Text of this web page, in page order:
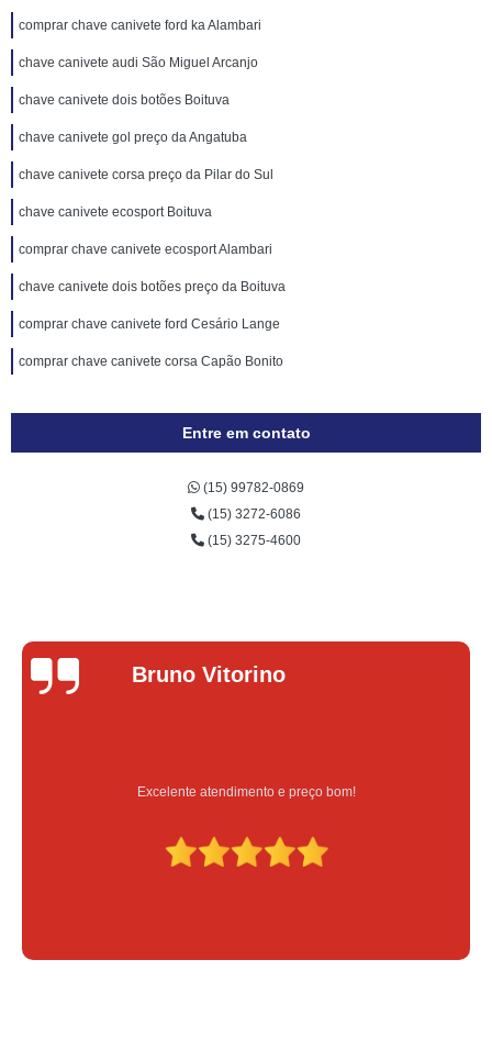
comprar chave canivete ford ka Alambari
chave canivete audi São Miguel Arcanjo
chave canivete dois botões Boituva
chave canivete gol preço da Angatuba
chave canivete corsa preço da Pilar do Sul
chave canivete ecosport Boituva
comprar chave canivete ecosport Alambari
chave canivete dois botões preço da Boituva
comprar chave canivete ford Cesário Lange
comprar chave canivete corsa Capão Bonito
Entre em contato
(15) 99782-0869
(15) 3272-6086
(15) 3275-4600
Bruno Vitorino
Excelente atendimento e preço bom!